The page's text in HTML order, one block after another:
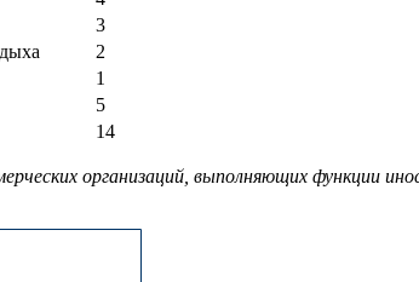
3
2
1
5
14
организаций, выполняющих функции